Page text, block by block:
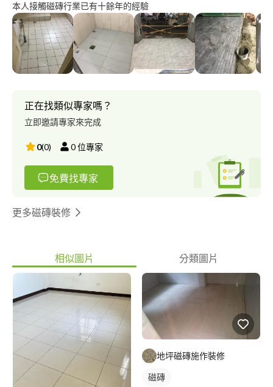
本人接觸磁磚行業已有十餘年的經驗
正在找類似專家嗎？
立即邀請專家來完成
0(0) 0位專家
免費找專家
更多磁磚裝修
相似圖片 分類圖片
地坪磁磚施作裝修
磁磚